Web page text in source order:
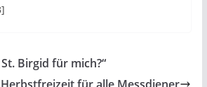
Birgid für mich?“